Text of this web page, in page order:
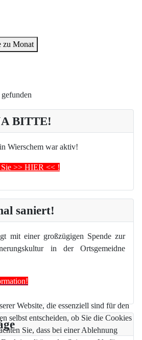
BITTE!
Wierschem war aktiv!
Sie >> HIER << !
saniert!
mit einer großzügigen Spende zur
in der Ortsgemeidne
zu Monat
Website, die essenziell sind für den
selbst entscheiden, ob Sie die Cookies
Sie, dass bei einer Ablehnung